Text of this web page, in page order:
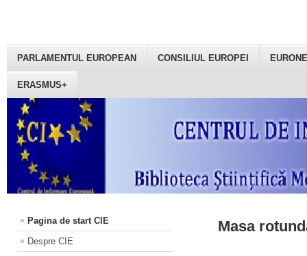
PARLAMENTUL EUROPEAN CONSILIUL EUROPEI
ERASMUS+
Pagina de start CIE
Despre CIE
Masa